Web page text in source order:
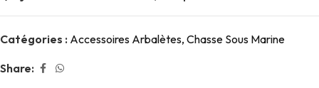
Catégories : Accessoires Arbalètes, Chasse Sous Marine
Share: